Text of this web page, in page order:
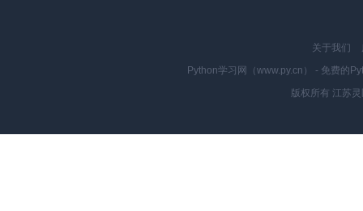
关于我们
Python学习网（www.py.cn） - 免费的
版权所有 江苏